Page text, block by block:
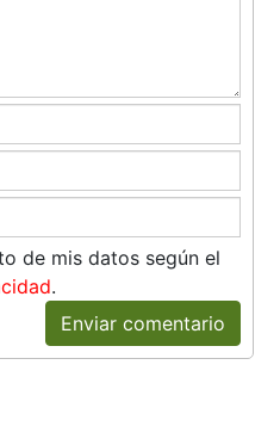
de mis datos según el
.
Enviar comentario